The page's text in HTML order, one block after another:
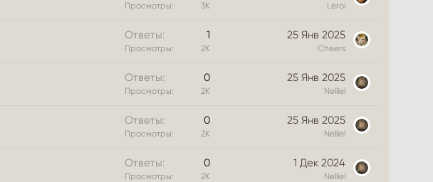
Просмотры 3К Leroi
Ответы 1
Просмотры 2К
25 Янв 2025
Cheers
Ответы 0
Просмотры 2К
25 Янв 2025
Nelliel
Ответы 0
Просмотры 2К
25 Янв 2025
Nelliel
Ответы 0
Просмотры 2К
1 Дек 2024
Nelliel